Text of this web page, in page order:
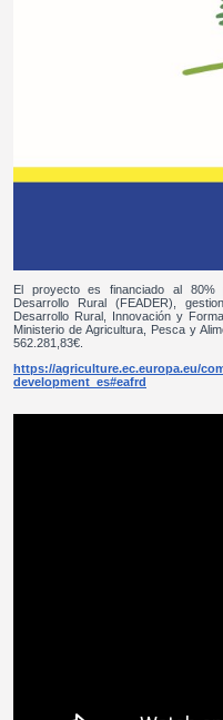
El proyecto es financiado al
Desarrollo Rural (FEADER),
Desarrollo Rural, Innovación y
Ministerio de Agricultura, Pesca y
562.281,83€.
https://agriculture.ec.europa.eu/
development_es#eafrd